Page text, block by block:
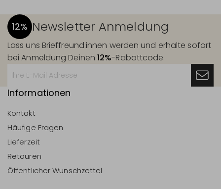
12% Newsletter Anmeldung
Lass uns Brieffreund:innen werden und erhalte sofort
bei Anmeldung Deinen12%-Rabattcode.
Informationen
Kontakt
Häufige Fragen
Lieferzeit
Retouren
Öffentlicher Wunschzettel